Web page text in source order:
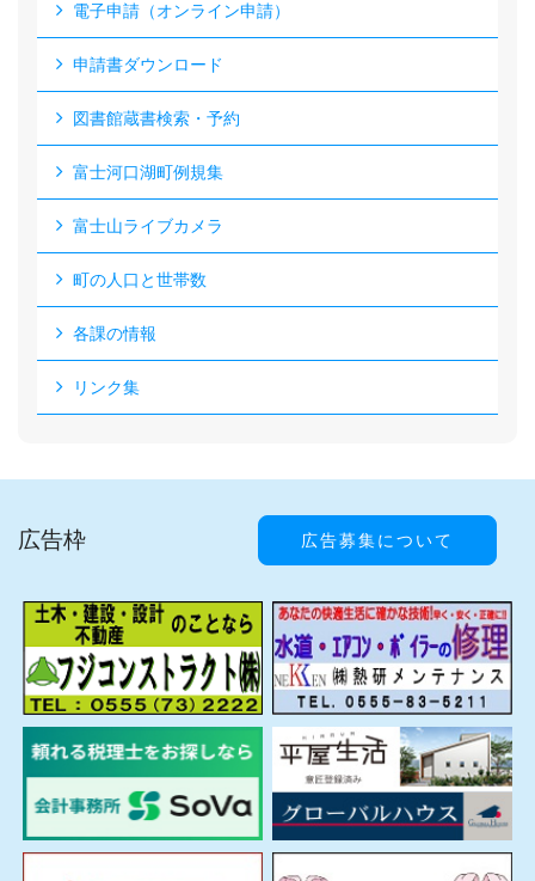
電子申請（オンライン申請）
申請書ダウンロード
図書館蔵書検索・予約
富士河口湖町例規集
富士山ライブカメラ
町の人口と世帯数
各課の情報
リンク集
広告枠 広告募集について